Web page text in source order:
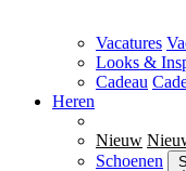
Vacatures
Looks &
Cadeau
Heren
Nieuw
Schoenen